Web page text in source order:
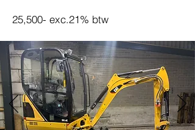
25,500- exc.21% btw